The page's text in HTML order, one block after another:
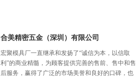
合美精密五金（深圳）有限公司
宏聚模具厂一直继承和发扬了“诚信为本，以信取
利”的商业精髓，为顾客提供完善的售前、售中和售
后服务，赢得了广泛的市场美誉和良好的口碑，也